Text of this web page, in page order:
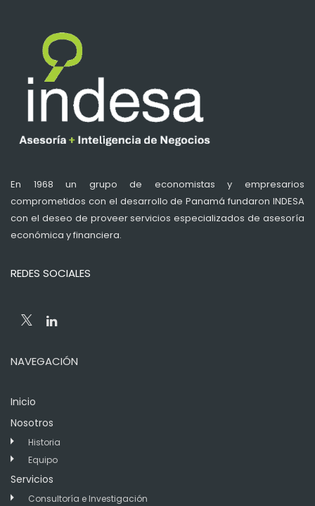
En 1968 un grupo de economistas y empresarios
comprometidos con el desarrollo de Panamá fundaron INDESA
con el deseo de proveer servicios especializados de asesoría
económica y financiera.
REDES SOCIALES
NAVEGACIÓN
Inicio
Nosotros
Historia
Equipo
Servicios
Consultoría e Investigación